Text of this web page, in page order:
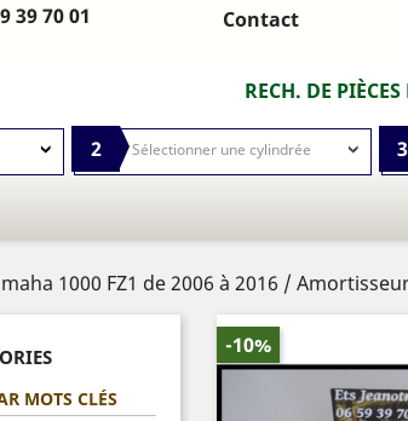
39 70 01 Contact
RECH. DE
2 3
1000 FZ1 de 2006 à 2016 /
MOTS CLÉS
-10%